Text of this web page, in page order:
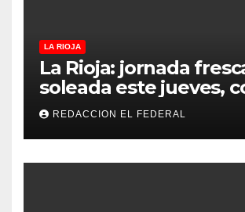
LA RIOJA
La Rioja: jornada
soleada este jueves,
temperaturas estables
el viernes
REDACCION EL FEDERAL